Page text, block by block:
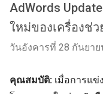
AdWords
ใหม่ของเครื่องช่
วันอังคารที่ 28 กันยาย
คุณสมบัติ: เมื่อการแ